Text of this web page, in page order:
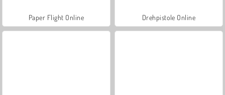
Paper Flight Online Drehpistole Online